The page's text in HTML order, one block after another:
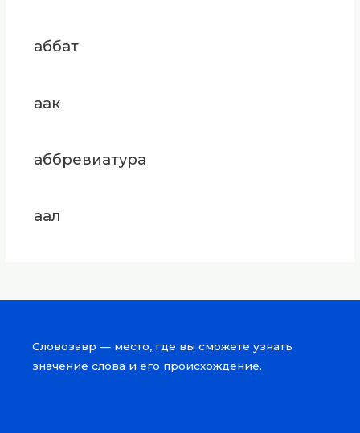
аббат
аак
аббревиатура
аал
Словозавр — место, где вы сможете узнать
значение слова и его происхождение.